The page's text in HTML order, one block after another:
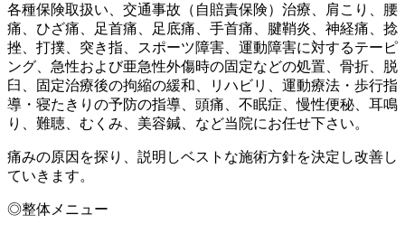
各種保険取扱い、交通事故（自賠責保険）治療、肩こり、腰
痛、ひざ痛、足首痛、足底痛、手首痛、腱鞘炎、神経痛、捻
挫、打撲、突き指、スポーツ障害、運動障害に対するテーピ
ング、急性および亜急性外傷時の固定などの処置、骨折、脱
臼、固定治療後の拘縮の緩和、リハビリ、運動療法・歩行指
導・寝たきりの予防の指導、頭痛、不眠症、慢性便秘、耳鳴
り、難聴、むくみ、美容鍼、など当院にお任せ下さい。
痛みの原因を探り、説明しベストな施術方針を決定し改善し
ていきます。
◎整体メニュー